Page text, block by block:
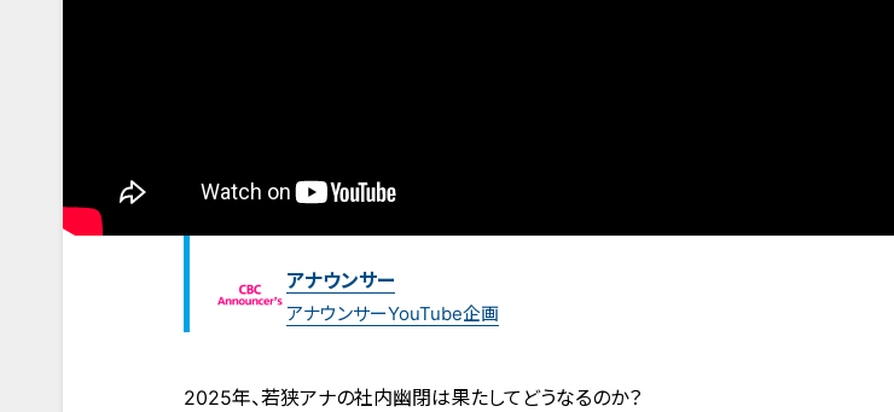
アナウンサー
アナウンサーYouTube企画
2025年、若狭アナの社内幽閉は果たしてどうなるのか？